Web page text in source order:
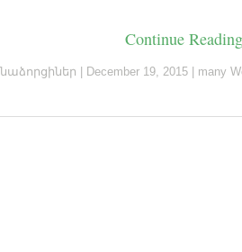
Continue
December 19, 2015 many